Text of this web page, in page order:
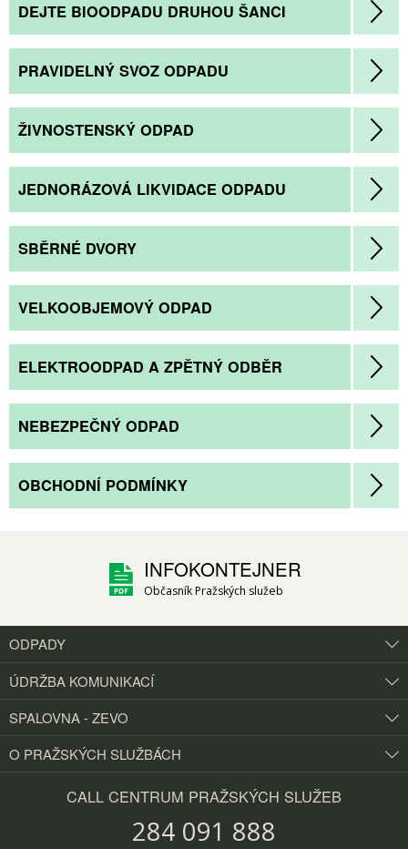
DEJTE BIOODPADU DRUHOU ŠANCI
PRAVIDELNÝ SVOZ ODPADU
ŽIVNOSTENSKÝ ODPAD
JEDNORÁZOVÁ LIKVIDACE ODPADU
SBĚRNÉ DVORY
VELKOOBJEMOVÝ ODPAD
ELEKTROODPAD A ZPĚTNÝ ODBĚR
NEBEZPEČNÝ ODPAD
OBCHODNÍ PODMÍNKY
INFOKONTEJNER
Občasník Pražských služeb
ODPADY
ÚDRŽBA KOMUNIKACÍ
SPALOVNA - ZEVO
O PRAŽSKÝCH SLUŽBÁCH
CALL CENTRUM PRAŽSKÝCH SLUŽEB
284 091 888